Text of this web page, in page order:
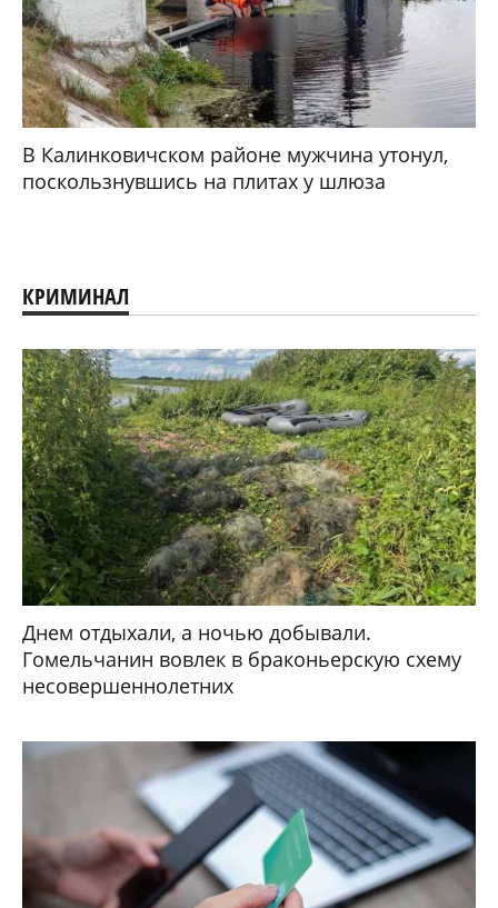
В Калинковичском районе мужчина утонул,
поскользнувшись на плитах у шлюза
КРИМИНАЛ
Днем отдыхали, а ночью добывали.
Гомельчанин вовлек в браконьерскую схему
несовершеннолетних